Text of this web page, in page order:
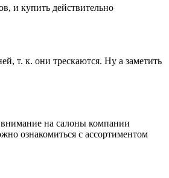
и купить действительно
т. к. они трескаются. Ну а заметить
на салоны компании
ознакомиться с ассортиментом